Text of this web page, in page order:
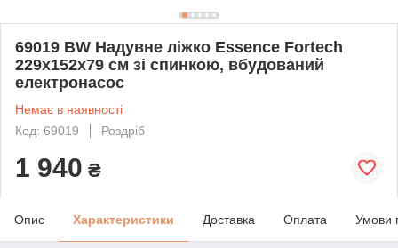
69019 BW Надувне ліжко Essence Fortech
229х152х79 см зі спинкою, вбудований
електронасос
Немає в наявності
Код: 69019
Роздріб
1 940 ₴
Опис Характеристики Доставка Оплата Умови